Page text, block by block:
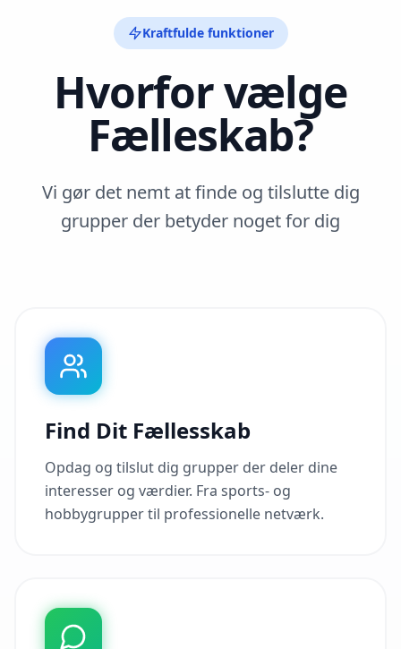
Kraftfulde funktioner
Hvorfor vælge
Fælleskab?
Vi gør det nemt at finde og tilslutte dig
grupper der betyder noget for dig
Find Dit Fællesskab
Opdag og tilslut dig grupper der deler dine
interesser og værdier. Fra sports- og
hobbygrupper til professionelle netværk.